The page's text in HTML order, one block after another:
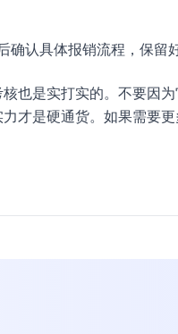
认具体报销流程，保留
也是实打实的。不要因
才是硬通货。如果需要